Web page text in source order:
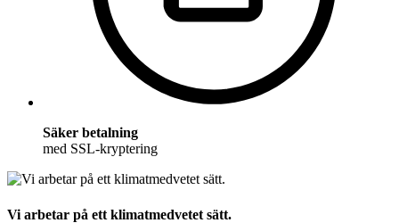
Säker betalning
med SSL-kryptering
Vi arbetar på ett klimatmedvetet sätt.